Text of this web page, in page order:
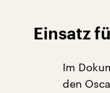
Einsatz
Im
den